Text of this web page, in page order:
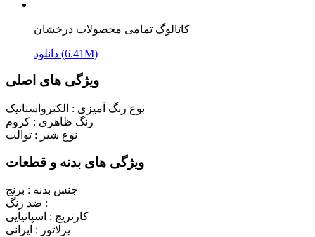
کاتالوگ تمامی محصولات درخشان
دانلود (6.41M)
ویژگی های اصلی
نوع رنگ آمیزی : الکترواستاتیک
رنگ ظاهری : کروم
نوع شیر : توالت
ویژگی های بدنه و قطعات
جنس بدنه : برنج
ضد زنگ :
کارتریج : اسپانیایی
پرلاتور : ایرانی